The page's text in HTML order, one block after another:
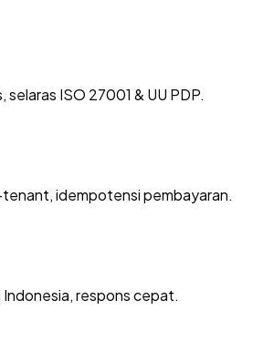
ISO 27001 & UU PDP.
idempotensi pembayaran.
Indonesia, respons cepat.